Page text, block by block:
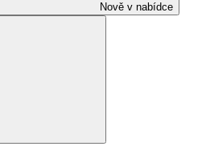
Nově v nabídce